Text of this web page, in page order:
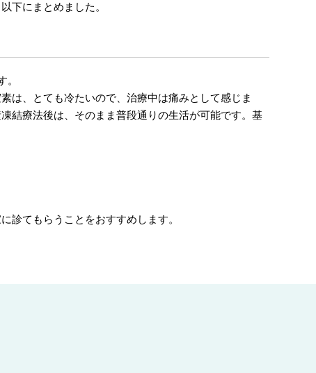
下にまとめました。
。
は、とても冷たいので、治療中は痛みとして感じま
結療法後は、そのまま普段通りの生活が可能です。基
診てもらうことをおすすめします。